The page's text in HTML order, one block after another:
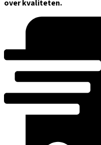
over kvaliteten.